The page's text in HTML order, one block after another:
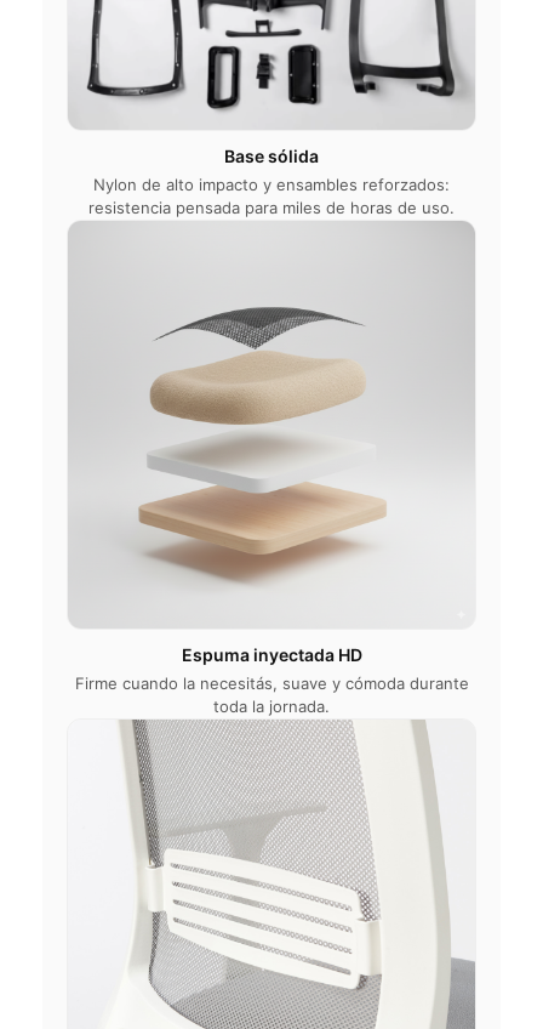
Base sólida
Nylon de alto impacto y ensambles reforzados:
resistencia pensada para miles de horas de uso.
Espuma inyectada HD
Firme cuando la necesitás, suave y cómoda durante
toda la jornada.